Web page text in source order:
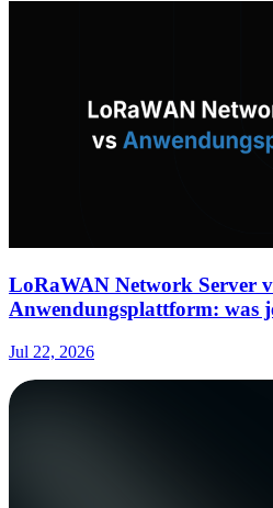
LoRaWAN Network Server
Anwendungsplattform: was
Jul 22, 2026